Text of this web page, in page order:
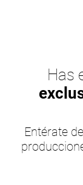
Has
Entérate